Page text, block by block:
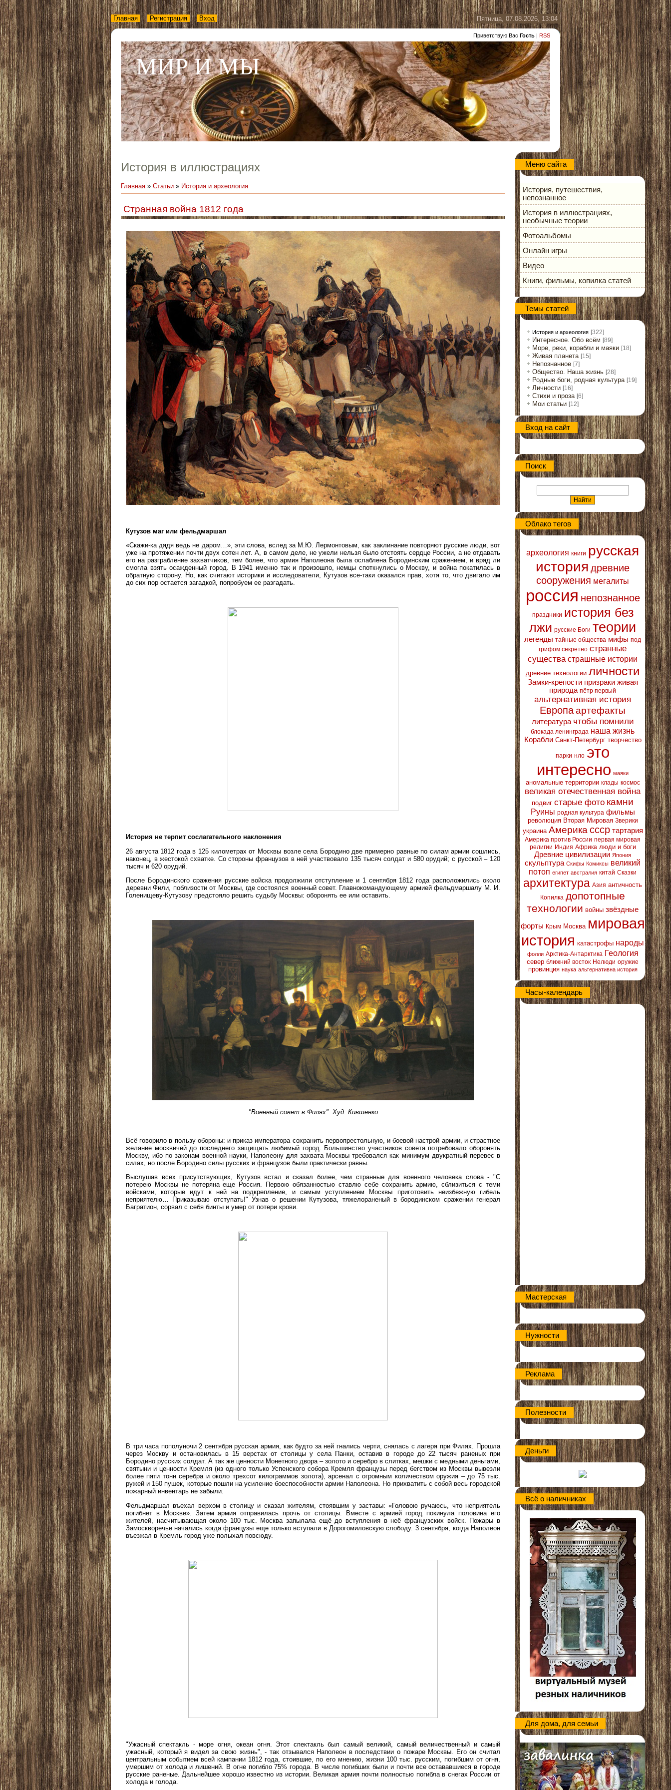
Пятница, 07.08.2026, 13:04
Приветствую Вас Гость RSS
МИР И МЫ
Главная Регистрация Вход
История в иллюстрациях
Главная » Статьи » История и археология
Странная война 1812 года
Кутузов маг или фельдмаршал
«Скажи-ка дядя ведь не даром…», эти слова, вслед за М.Ю. Лермонтовым, как заклинание повторяют русские люди, вот
уже на протяжении почти двух сотен лет. А, в самом деле, не ужели нельзя было отстоять сердце России, а не отдавать
его на разграбление захватчиков, тем более, что армия Наполеона была ослаблена Бородинским сражением, и вряд ли
смогла взять осажденный город. В 1941 именно так и произошло, немцы споткнулись о Москву, и война покатилась в
обратную сторону. Но, как считают историки и исследователи, Кутузов все-таки оказался прав, хотя то, что двигало им
до сих пор остается загадкой, попробуем ее разгадать.
История не терпит сослагательного наклонения
26 августа 1812 года в 125 километрах от Москвы возле села Бородино две примерно равные по силам армии сошлись,
наконец, в жестокой схватке. Со стороны французов в ней участвовало 135 тысяч солдат и 580 орудий; с русской – 120
тысяч и 620 орудий.
После Бородинского сражения русские войска продолжили отступление и 1 сентября 1812 года расположились около
деревни Фили, поблизости от Москвы, где состоялся военный совет. Главнокомандующему армией фельдмаршалу М. И.
Голенищеву-Кутузову предстояло решить судьбу Москвы: оборонять ее или оставить.
"Военный совет в Филях". Худ. Кившенко
Всё говорило в пользу обороны: и приказ императора сохранить первопрестольную, и боевой настрой армии, и страстное
желание москвичей до последнего защищать любимый город. Большинство участников совета потребовало оборонять
Москву, ибо по законам военной науки, Наполеону для захвата Москвы требовался как минимум двукратный перевес в
силах, но после Бородино силы русских и французов были практически равны.
Выслушав всех присутствующих, Кутузов встал и сказал более, чем странные для военного человека слова - "С
потерею Москвы не потеряна еще Россия. Первою обязанностью ставлю себе сохранить армию, сблизиться с теми
войсками, которые идут к ней на подкрепление, и самым уступлением Москвы приготовить неизбежную гибель
неприятелю… Приказываю отступать!" Узнав о решении Кутузова, тяжелораненый в бородинском сражении генерал
Багратион, сорвал с себя бинты и умер от потери крови.
В три часа пополуночи 2 сентября русская армия, как будто за ней гнались черти, снялась с лагеря при Филях. Прошла
через Москву и остановилась в 15 верстах от столицы у села Панки, оставив в городе до 22 тысяч раненых при
Бородино русских солдат. А так же ценности Монетного двора – золото и серебро в слитках, мешки с медными деньгами,
святыни и ценности Кремля (из одного только Успенского собора Кремля французы перед бегством из Москвы вывезли
более пяти тонн серебра и около трехсот килограммов золота), арсенал с огромным количеством оружия – до 75 тыс.
ружей и 150 пушек, которые пошли на усиление боеспособности армии Наполеона. Но прихватить с собой весь городской
пожарный инвентарь не забыли.
Фельдмаршал въехал верхом в столицу и сказал жителям, стоявшим у заставы: «Головою ручаюсь, что неприятель
погибнет в Москве». Затем армия отправилась прочь от столицы. Вместе с армией город покинула половина его
жителей, насчитывающая около 100 тыс. Москва запылала ещё до вступления в неё французских войск. Пожары в
Замоскворечье начались когда французы еще только вступали в Дорогомиловскую слободу. 3 сентября, когда Наполеон
въезжал в Кремль город уже полыхал повсюду.
"Ужасный спектакль - море огня, океан огня. Этот спектакль был самый великий, самый величественный и самый
ужасный, который я видел за свою жизнь", - так отзывался Наполеон в последствии о пожаре Москвы. Его он считал
центральным событием всей кампании 1812 года, стоившие, по его мнению, жизни 100 тыс. русским, погибшим от огня,
умершим от холода и лишений. В огне погибло 75% города. В числе погибших были и почти все остававшиеся в городе
русские раненые. Дальнейшее хорошо известно из истории. Великая армия почти полностью погибла в снегах России от
холода и голода.
Меню сайта
История, путешествия,
непознанное
История в иллюстрациях,
необычные теории
Фотоальбомы
Онлайн игры
Видео
Книги, фильмы, копилка статей
Темы статей
История и археология [322]
Интересное. Обо всём [89]
Море, реки, корабли и маяки [18]
Живая планета [15]
Непознанное [7]
Общество. Наша жизнь [28]
Родные боги, родная культура [19]
Личности [16]
Стихи и проза [6]
Мои статьи [12]
Вход на сайт
Поиск
Облако тегов
археология книги русская
история древние
сооружения мегалиты
россия непознанное
праздники история без
лжи русские Боги теории
легенды тайные общества мифы под
грифом секретно странные
существа страшные истории
древние технологии личности
Замки-крепости призраки живая
природа пётр первый
альтернативная история
Европаартефакты
литература чтобы помнили
блокада ленинграда наша жизнь
Корабли Санкт-Петербург творчество
парки нло это
интересно маяки
аномальные территории клады космос
великая отечественная война
подвиг старые фото камни
Руины родная культура фильмы
революция Вторая Мировая Зверики
украина Америка ссср тартария
Америка против России первая мировая
религии Индия Африка люди и боги
Древние цивилизации Япония
скульптура Скифы Комиксы великий
потоп египет австралия китай Сказки
архитектура Азия античность
Копилка допотопные
технологии войны звёздные
форты Крым Москва мировая
история катастрофы народы
фолли Арктика-Антарктика Геология
север ближний восток Нелюди оружие
провинция наука альтернативна история
Часы-календарь
Мастерская
Нужности
Реклама
Полезности
Деньги
Всё о наличниках
Для дома, для семьи